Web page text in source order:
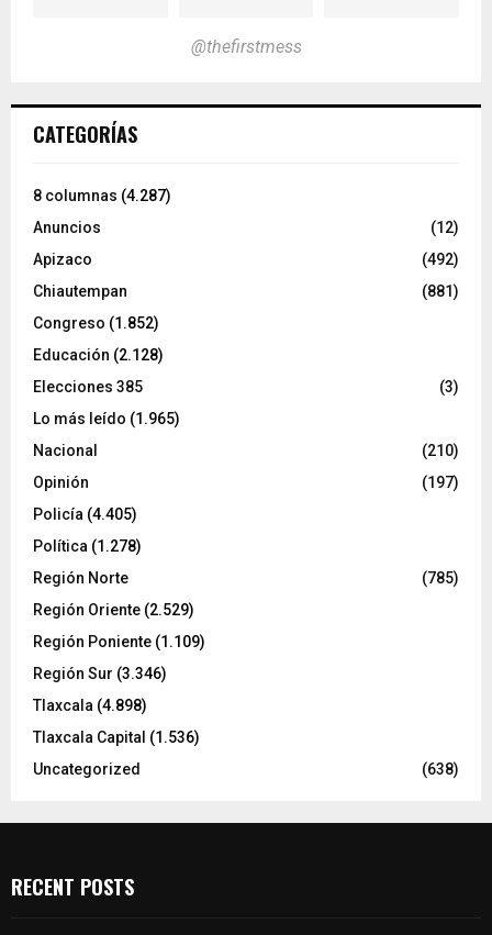
@thefirstmess
CATEGORÍAS
8 columnas (4.287)
Anuncios
(12)
Apizaco
(492)
Chiautempan
(881)
Congreso (1.852)
Educación (2.128)
Elecciones 385
(3)
Lo más leído (1.965)
Nacional
(210)
Opinión
(197)
Policía (4.405)
Política (1.278)
Región Norte
(785)
Región Oriente (2.529)
Región Poniente (1.109)
Región Sur (3.346)
Tlaxcala (4.898)
Tlaxcala Capital (1.536)
Uncategorized
(638)
RECENT POSTS